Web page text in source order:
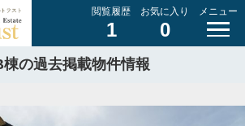
閲覧履歴
1
お気に入り
0
メニュー
の過去掲載物件情報